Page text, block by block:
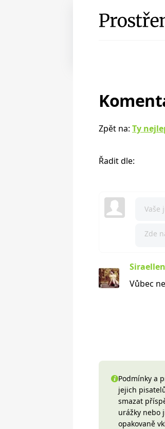
Zpět na: Ty
Řadit dle:
Siraellen
Vůbec
Podmínky a
jejich
smazat
urážky nebo
opakovaně